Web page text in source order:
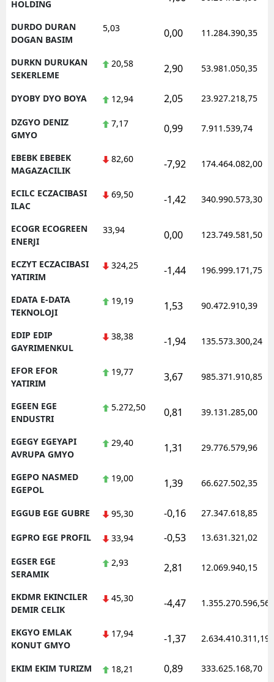
HOLDING
DURDO DURAN
DOGAN BASIM
5,03 0,00 11.284.390,35
DURKN DURUKAN
SEKERLEME
20,58 2,90 53.981.050,35
DYOBY DYO BOYA 12,94 2,05 23.927.218,75
DZGYO DENIZ
GMYO
7,17 0,99 7.911.539,74
EBEBK EBEBEK
MAGAZACILIK
82,60 -7,92 174.464.082,00
ECILC ECZACIBASI
ILAC
69,50 -1,42 340.990.573,30
ECOGR ECOGREEN
ENERJI
33,94 0,00 123.749.581,50
ECZYT ECZACIBASI
YATIRIM
324,25 -1,44 196.999.171,75
EDATA E-DATA
TEKNOLOJI
19,19 1,53 90.472.910,39
EDIP EDIP
GAYRIMENKUL
38,38 -1,94 135.573.300,24
EFOR EFOR
YATIRIM
19,77 3,67 985.371.910,85
EGEEN EGE
ENDUSTRI
5.272,50 0,81 39.131.285,00
EGEGY EGEYAPI
AVRUPA GMYO
29,40 1,31 29.776.579,96
EGEPO NASMED
EGEPOL
19,00 1,39 66.627.502,35
EGGUB EGE GUBRE 95,30 -0,16 27.347.618,85
EGPRO EGE PROFIL 33,94 -0,53 13.631.321,02
EGSER EGE
SERAMIK
2,93 2,81 12.069.940,15
EKDMR EKINCILER
DEMIR CELIK
45,30 -4,47 1.355.270.596,56
EKGYO EMLAK
KONUT GMYO
17,94 -1,37 2.634.410.311,19
EKIM EKIM TURIZM 18,21 0,89 333.625.168,70